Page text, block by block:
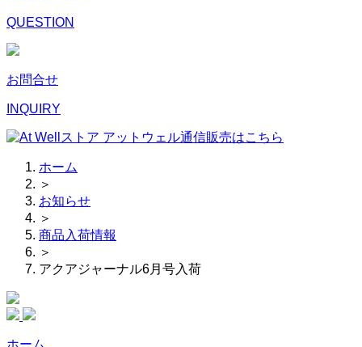
QUESTION
お問合せ
INQUIRY
ホーム
＞
お知らせ
＞
商品入荷情報
＞
アクアジャーナル6月号入荷
ホーム